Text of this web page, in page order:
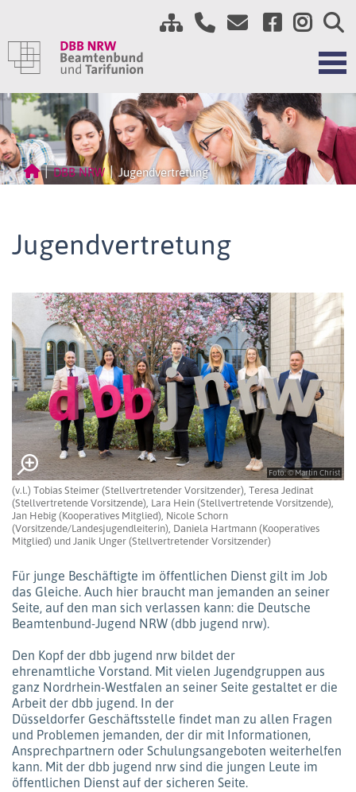
DBB NRW Jugendvertretung
Jugendvertretung
Foto: © Martin Christ
(v.l.) Tobias Steimer (Stellvertretender Vorsitzender), Teresa Jedinat
(Stellvertretende Vorsitzende), Lara Hein (Stellvertretende Vorsitzende),
Jan Hebig (Kooperatives Mitglied), Nicole Schorn
(Vorsitzende/Landesjugendleiterin), Daniela Hartmann (Kooperatives
Mitglied) und Janik Unger (Stellvertretender Vorsitzender)
Für junge Beschäftigte im öffentlichen Dienst gilt im Job
das Gleiche. Auch hier braucht man jemanden an seiner
Seite, auf den man sich verlassen kann: die Deutsche
Beamtenbund-Jugend NRW (dbb jugend nrw).
Den Kopf der dbb jugend nrw bildet der
ehrenamtliche Vorstand. Mit vielen Jugendgruppen aus
ganz Nordrhein-Westfalen an seiner Seite gestaltet er die
Arbeit der dbb jugend. In der
Düsseldorfer Geschäftsstelle findet man zu allen Fragen
und Problemen jemanden, der dir mit Informationen,
Ansprechpartnern oder Schulungsangeboten weiterhelfen
kann. Mit der dbb jugend nrw sind die jungen Leute im
öffentlichen Dienst auf der sicheren Seite.